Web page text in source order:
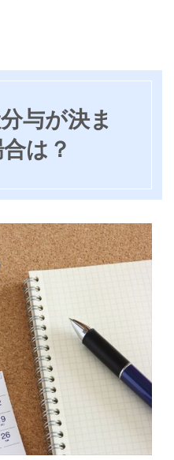
与が決ま
は？